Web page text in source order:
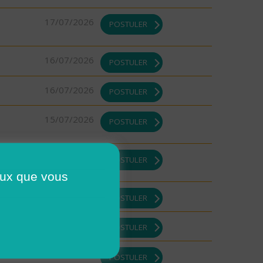
17/07/2026 POSTULER
16/07/2026 POSTULER
16/07/2026 POSTULER
15/07/2026 POSTULER
POSTULER
POSTULER
POSTULER
POSTULER
que vous